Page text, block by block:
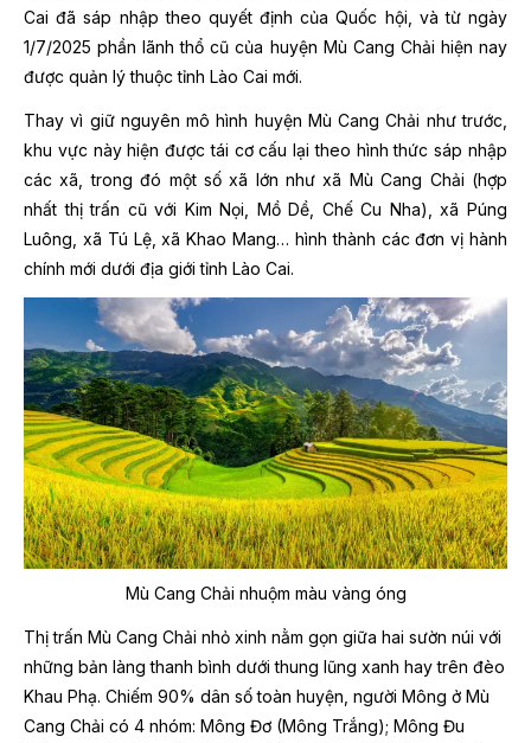
Cai đã sáp nhập theo quyết định của Quốc hội, và từ ngày
1/7/2025 phần lãnh thổ cũ của huyện Mù Cang Chải hiện nay
được quản lý thuộc tỉnh Lào Cai mới.
Thay vì giữ nguyên mô hình huyện Mù Cang Chải như trước,
khu vực này hiện được tái cơ cấu lại theo hình thức sáp nhập
các xã, trong đó một số xã lớn như xã Mù Cang Chải (hợp
nhất thị trấn cũ với Kim Nọi, Mồ Dề, Chế Cu Nha), xã Púng
Luông, xã Tú Lệ, xã Khao Mang… hình thành các đơn vị hành
chính mới dưới địa giới tỉnh Lào Cai.
Mù Cang Chải nhuộm màu vàng óng
Thị trấn Mù Cang Chải nhỏ xinh nằm gọn giữa hai sườn núi với
những bản làng thanh bình dưới thung lũng xanh hay trên đèo
Khau Phạ. Chiếm 90% dân số toàn huyện, người Mông ở Mù
Cang Chải có 4 nhóm: Mông Đơ (Mông Trắng); Mông Đu